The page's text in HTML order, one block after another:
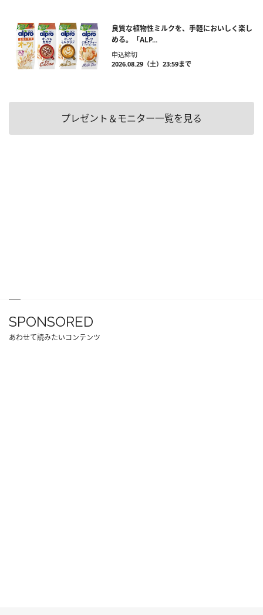
良質な植物性ミルクを、手軽においしく楽し
める。「ALP...
申込締切
2026.08.29（土）23:59まで
プレゼント＆モニター一覧を見る
SPONSORED
あわせて読みたいコンテンツ